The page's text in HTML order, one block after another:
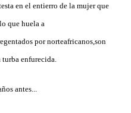
en el entierro de la mujer que
que huela a
por norteafricanos,son
enfurecida.
antes...